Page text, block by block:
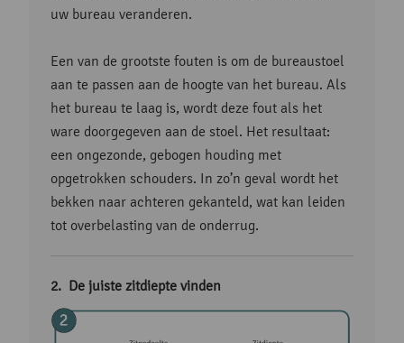
uw bureau veranderen.
Een van de grootste fouten is om de bureaustoel
aan te passen aan de hoogte van het bureau. Als
het bureau te laag is, wordt deze fout als het
ware doorgegeven aan de stoel. Het resultaat:
een ongezonde, gebogen houding met
opgetrokken schouders. In zo’n geval wordt het
bekken naar achteren gekanteld, wat kan leiden
tot overbelasting van de onderrug.
De juiste zitdiepte vinden